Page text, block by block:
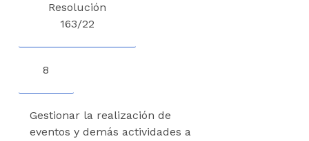
Resolución
163/22
8
Gestionar la realización de
eventos y demás actividades a